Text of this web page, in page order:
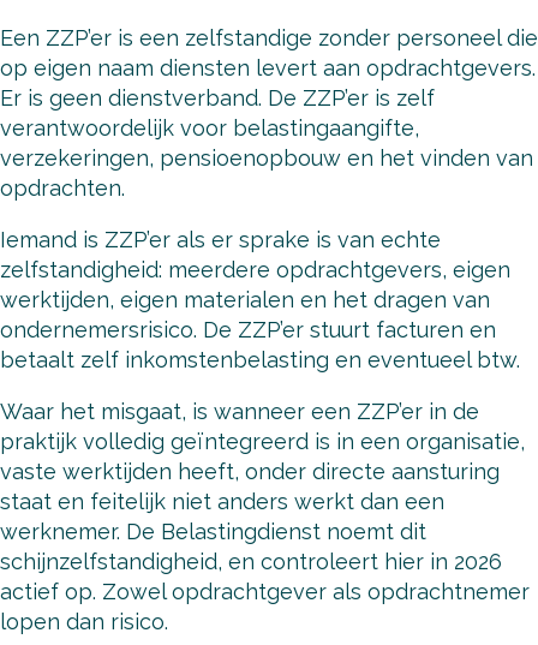
Een ZZP’er is een zelfstandige zonder personeel die
op eigen naam diensten levert aan opdrachtgevers.
Er is geen dienstverband. De ZZP’er is zelf
verantwoordelijk voor belastingaangifte,
verzekeringen, pensioenopbouw en het vinden van
opdrachten.
Iemand is ZZP’er als er sprake is van echte
zelfstandigheid: meerdere opdrachtgevers, eigen
werktijden, eigen materialen en het dragen van
ondernemersrisico. De ZZP’er stuurt facturen en
betaalt zelf inkomstenbelasting en eventueel btw.
Waar het misgaat, is wanneer een ZZP’er in de
praktijk volledig geïntegreerd is in een organisatie,
vaste werktijden heeft, onder directe aansturing
staat en feitelijk niet anders werkt dan een
werknemer. De Belastingdienst noemt dit
schijnzelfstandigheid, en controleert hier in 2026
actief op. Zowel opdrachtgever als opdrachtnemer
lopen dan risico.